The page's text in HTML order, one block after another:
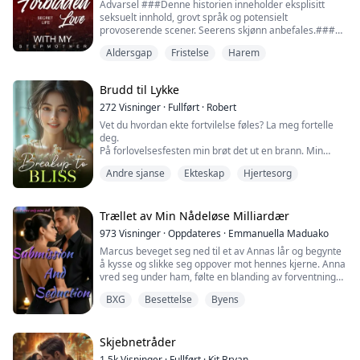
fare?
Les den vakre historien for å finne ut!
begynner å rakne, blir jeg revet i to. Skal jeg klamre
meg til hatet som har holdt meg oppe, eller våge å gi
kjærligheten en ny sjanse?
Advarsel ###Denne historien inneholder eksplisitt
seksuelt innhold, grovt språk og potensielt
provoserende scener. Seerens skjønn anbefales.###
topphemmelig oppdrag midt i krigens kaos, et oppdrag
mottar Benjamin en telefon hjemmefra—faren hans
har dødd under mystiske omstendigheter, innhyllet i en
enorm hemmelighet. Han skynder seg hjem for å
undersøke farens død, og blir forbløffet over å oppdage
at hans første hinder er en forførende kvinne han nå
må kalle 'stemor.' Kan denne vakre, sensuelle og
ungdommelige stemoren være knyttet til farens
dilemmaet krever dyp ettertanke fra ham.
Aldersgap Fristelse Harem
Brudd til Lykke
272Visninger · Fullført · Robert
Vet du hvordan ekte fortvilelse føles? La meg fortelle
deg.
På forlovelsesfesten min brøt det ut en brann. Min
kom ikke for å redde meg—han reddet en annen
Andre sjanse Ekteskap Hjertesorg
Trællet av Min Nådeløse Milliardær
973Visninger ·Oppdateres · Emmanuella Maduako
Marcus beveget seg ned til et av Annas lår og begynte
å kysse og slikke seg oppover mot hennes kjerne. Anna
vred seg under ham, følte en blanding av forventning
måten før, og tanken på å være fullstendig eksponert
Så tok han av henne trusen og luktet på den.
BXG Besettelse Byens
Skjebnetråder